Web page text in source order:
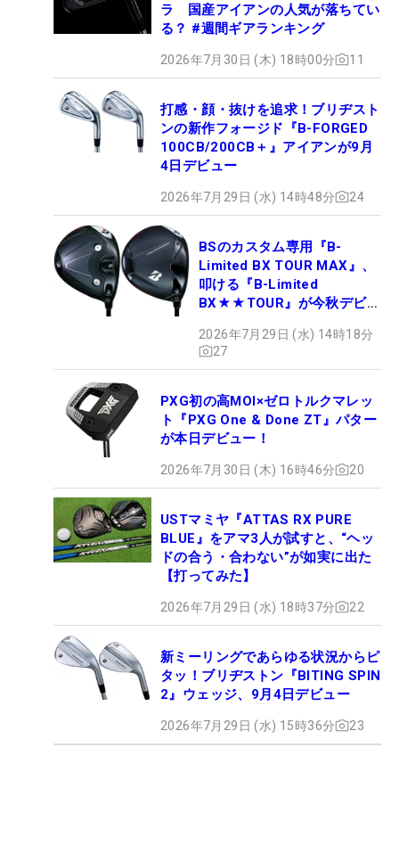
ラ 国産アイアンの人気が落ちてい
る？ #週間ギアランキング
2026年7月30日 (木) 18時00分 11
打感・顔・抜けを追求！ブリヂスト
ンの新作フォージド『B-FORGED
100CB/200CB＋』アイアンが9月
4日デビュー
2026年7月29日 (水) 14時48分 24
BSのカスタム専用『B-
Limited BX TOUR MAX』、
叩ける『B-Limited
BX★★TOUR』が今秋デビュ
2026年7月29日 (水) 14時18分
27
PXG初の高MOI×ゼロトルクマレッ
ト『PXG One & Done ZT』パター
が本日デビュー！
2026年7月30日 (木) 16時46分 20
USTマミヤ『ATTAS RX PURE
BLUE』をアマ3人が試すと、“ヘッ
ドの合う・合わない”が如実に出た
【打ってみた】
2026年7月29日 (水) 18時37分 22
新ミーリングであらゆる状況からピ
タッ！ブリヂストン『BITING SPIN
2』ウェッジ、9月4日デビュー
2026年7月29日 (水) 15時36分 23